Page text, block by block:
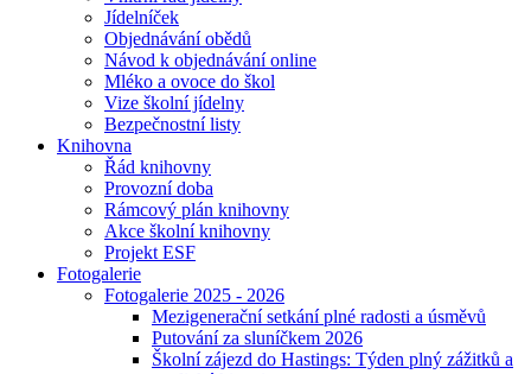
Jídelníček
Objednávání obědů
Návod k objednávání online
Mléko a ovoce do škol
Vize školní jídelny
Bezpečnostní listy
Knihovna
Řád knihovny
Provozní doba
Rámcový plán knihovny
Akce školní knihovny
Projekt ESF
Fotogalerie
Fotogalerie 2025 - 2026
Mezigenerační setkání plné radosti a úsměvů
Putování za sluníčkem 2026
Školní zájezd do Hastings: Týden plný zážitků a